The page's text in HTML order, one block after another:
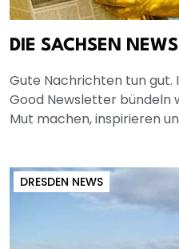
DIE SACHSEN
Gute Nachrichten tun
Good Newsletter bündeln
Mut machen, inspirieren
DRESDEN NEWS